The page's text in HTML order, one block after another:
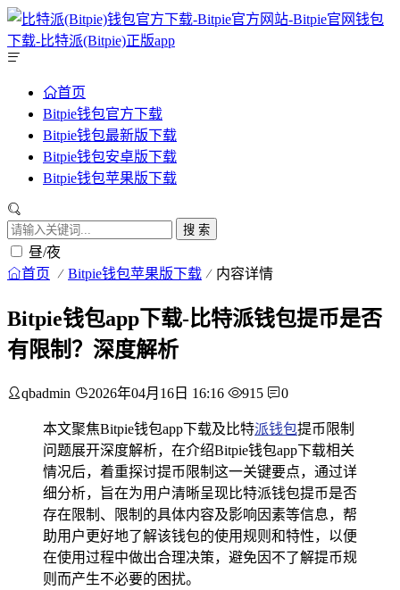
首页
Bitpie钱包官方下载
Bitpie钱包最新版下载
Bitpie钱包安卓版下载
Bitpie钱包苹果版下载
搜 索
昼/夜
首页 Bitpie钱包苹果版下载 内容详情
Bitpie钱包app下载-比特派钱包提币是否
有限制？深度解析
qbadmin 2026年04月16日 16:16 915 0
本文聚焦Bitpie钱包app下载及比特派钱包提币限制
问题展开深度解析，在介绍Bitpie钱包app下载相关
情况后，着重探讨提币限制这一关键要点，通过详
细分析，旨在为用户清晰呈现比特派钱包提币是否
存在限制、限制的具体内容及影响因素等信息，帮
助用户更好地了解该钱包的使用规则和特性，以便
在使用过程中做出合理决策，避免因不了解提币规
则而产生不必要的困扰。